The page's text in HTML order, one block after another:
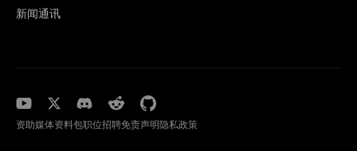
新闻通讯
资助媒体资料包职位招聘免责声明 隐私政策